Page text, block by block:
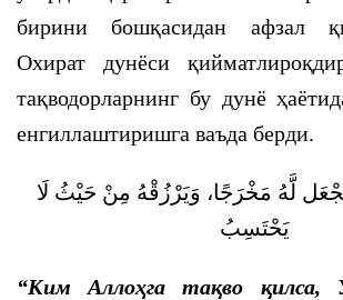
бирини бошқасидан афзал
Охират дунёси
тақводорларнинг бу дунё
енгиллаштиришга ваъда берди.
لَّهُ مَخْرَجًا، وَيَرْزُقْهُ مِنْ حَيْثُ لَا
يَحْتَسِبُ
“Ким Аллоҳга тақво